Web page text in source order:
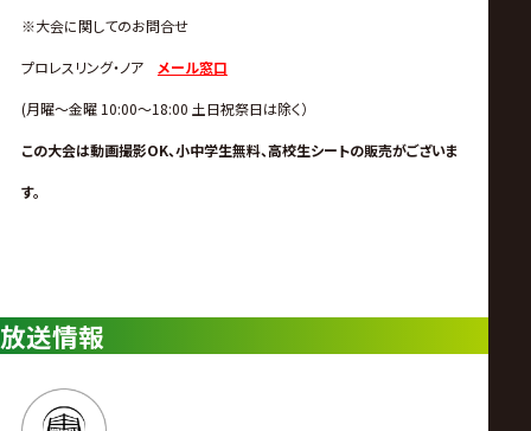
※大会に関してのお問合せ
プロレスリング・ノア メール窓口
(月曜〜金曜 10:00〜18:00 土日祝祭日は除く）
この大会は動画撮影OK、小中学生無料、高校生シートの販売がございま
す。
放送情報